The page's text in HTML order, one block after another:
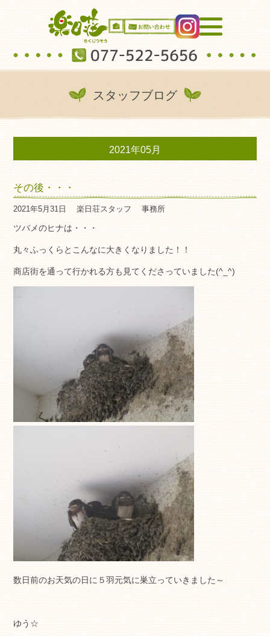
スタッフブログ
2021年05月
その後・・・
2021年5月31日 楽日荘スタッフ 事務所
ツバメのヒナは・・・
丸々ふっくらとこんなに大きくなりました！！
商店街を通って行かれる方も見てくださっていました(^_^)
数日前のお天気の日に５羽元気に巣立っていきました～
ゆう☆